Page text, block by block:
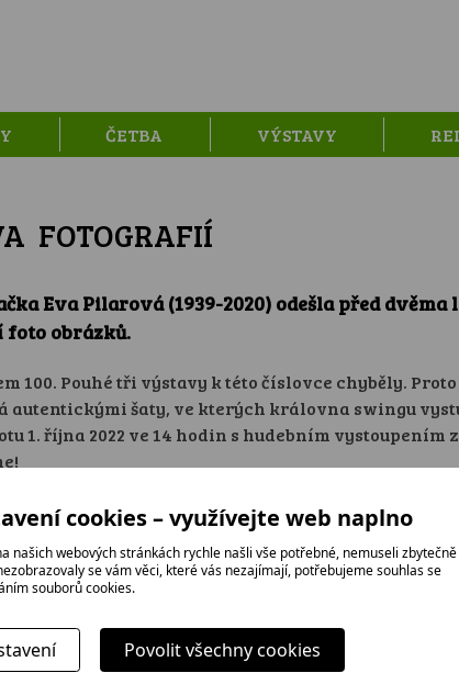
ČETBA VÝSTAVY
FOTOGRAFIÍ
Eva Pilarová (1939-2020) odešla před
obrázků.
100. Pouhé tři výstavy k této číslovce chyběly.
autentickými šaty, ve kterých královna swingu
1. října 2022 ve 14 hodin s hudebním
cookies – využívejte web naplno
našich webových stránkách rychle našli vše potřebné, nemuseli zbytečně
se vám věci, které vás nezajímají, potřebujeme souhlas se
souborů cookies.
Povolit všechny cookies